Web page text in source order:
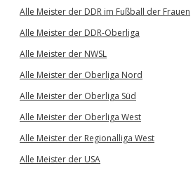
Alle Meister der DDR im Fußball der Frauen
Alle Meister der DDR-Oberliga
Alle Meister der NWSL
Alle Meister der Oberliga Nord
Alle Meister der Oberliga Süd
Alle Meister der Oberliga West
Alle Meister der Regionalliga West
Alle Meister der USA